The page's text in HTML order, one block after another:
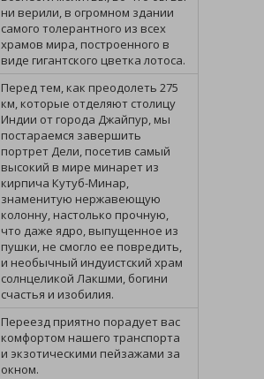
ни верили, в огромном здании
самого толерантного из всех
храмов мира, построенного в
виде гигантского цветка лотоса.
Перед тем, как преодолеть 275
км, которые отделяют столицу
Индии от города Джайпур, мы
постараемся завершить
портрет Дели, посетив самый
высокий в мире минарет из
кирпича Кутуб-Минар,
знаменитую нержавеющую
колонну, настолько прочную,
что даже ядро, выпущенное из
пушки, не смогло ее повредить,
и необычный индуистский храм
солнцеликой Лакшми, богини
счастья и изобилия.
Переезд приятно порадует вас
комфортом нашего транспорта
и экзотическими пейзажами за
окном.